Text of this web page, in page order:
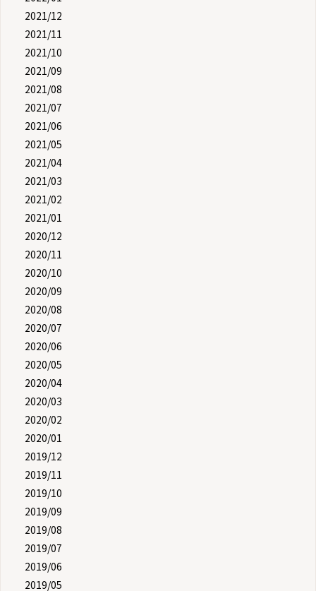
2021/12
2021/11
2021/10
2021/09
2021/08
2021/07
2021/06
2021/05
2021/04
2021/03
2021/02
2021/01
2020/12
2020/11
2020/10
2020/09
2020/08
2020/07
2020/06
2020/05
2020/04
2020/03
2020/02
2020/01
2019/12
2019/11
2019/10
2019/09
2019/08
2019/07
2019/06
2019/05